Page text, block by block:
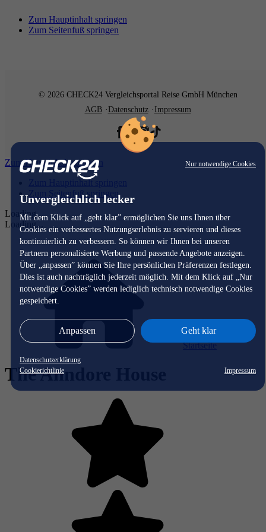
Nur notwendige Cookies
Unvergleichlich lecker
Mit dem Klick auf „geht klar” ermöglichen Sie uns Ihnen über
Cookies ein verbessertes Nutzungserlebnis zu servieren und dieses
kontinuierlich zu verbessern. So können wir Ihnen bei unseren
Partnern personalisierte Werbung und passende Angebote anzeigen.
Über „anpassen” können Sie Ihre persönlichen Präferenzen festlegen.
Dies ist auch nachträglich jederzeit möglich. Mit dem Klick auf „Nur
notwendige Cookies” werden lediglich technisch notwendige Cookies
gespeichert.
Anpassen Geht klar
Datenschutzerklärung
Cookierichtlinie
Impressum
Zum Hauptinhalt springen
Zum Seitenfuß springen
© 2026 CHECK24 Vergleichsportal Reise GmbH München
AGB
Datenschutz Impressum
Zum Hauptinhalt springen
Zum Hauptinhalt springen
Zum Seitenfuß springen
Loading...
Loading...
Startseite
The Anndore House